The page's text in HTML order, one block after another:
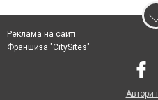
Реклама на сайті
Франшиза "CitySites"
Автори